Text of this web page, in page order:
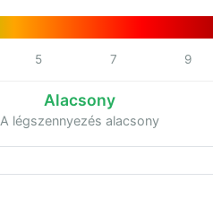
5 7 9
Alacsony
A légszennyezés alacsony